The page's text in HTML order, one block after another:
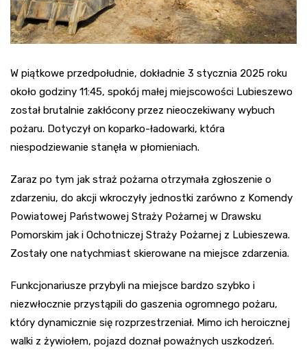
W piątkowe przedpołudnie, dokładnie 3 stycznia 2025 roku
około godziny 11:45, spokój małej miejscowości Lubieszewo
został brutalnie zakłócony przez nieoczekiwany wybuch
pożaru. Dotyczył on koparko-ładowarki, która
niespodziewanie stanęła w płomieniach.
Zaraz po tym jak straż pożarna otrzymała zgłoszenie o
zdarzeniu, do akcji wkroczyły jednostki zarówno z Komendy
Powiatowej Państwowej Straży Pożarnej w Drawsku
Pomorskim jak i Ochotniczej Straży Pożarnej z Lubieszewa.
Zostały one natychmiast skierowane na miejsce zdarzenia.
Funkcjonariusze przybyli na miejsce bardzo szybko i
niezwłocznie przystąpili do gaszenia ogromnego pożaru,
który dynamicznie się rozprzestrzeniał. Mimo ich heroicznej
walki z żywiołem, pojazd doznał poważnych uszkodzeń.